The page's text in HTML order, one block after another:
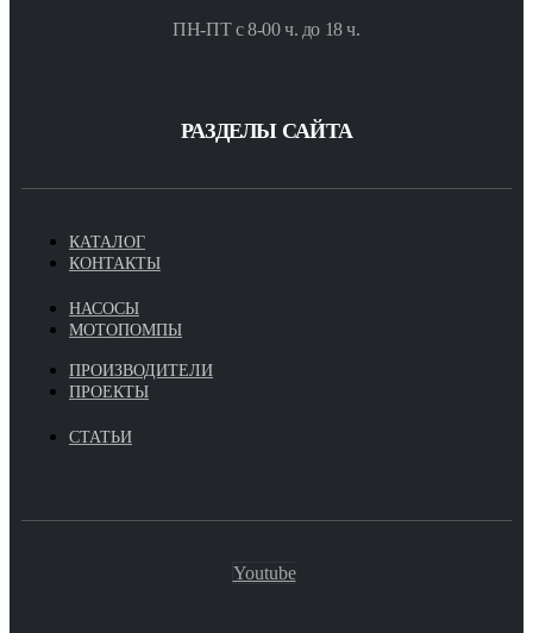
ПН-ПТ с 8-00 ч. до 18 ч.
РАЗДЕЛЫ САЙТА
КАТАЛОГ
КОНТАКТЫ
НАСОСЫ
МОТОПОМПЫ
ПРОИЗВОДИТЕЛИ
ПРОЕКТЫ
СТАТЬИ
Youtube